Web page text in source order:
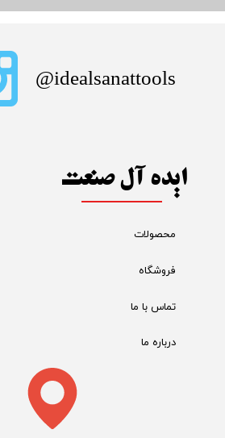
ایده آل صنعت
محصولات
فروشگاه
تماس با ما
درباره ما
​idealsanattools@